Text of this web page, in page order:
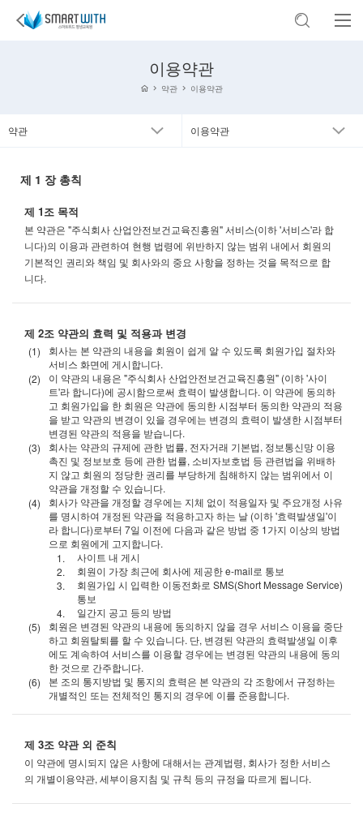
이용약관
약관 이용약관
약관 이용약관
제 1 장 총칙
제 1조 목적
본 약관은 "주식회사 산업안전보건교육진흥원" 서비스(이하 '서비스'라 합
니다)의 이용과 관련하여 현행 법령에 위반하지 않는 범위 내에서 회원의
기본적인 권리와 책임 및 회사와의 중요 사항을 정하는 것을 목적으로 합
니다.
제 2조 약관의 효력 및 적용과 변경
회사는 본 약관의 내용을 회원이 쉽게 알 수 있도록 회원가입 절차와
서비스 화면에 게시합니다.
이 약관의 내용은 "주식회사 산업안전보건교육진흥원" (이하 '사이
트'라 합니다)에 공시함으로써 효력이 발생합니다. 이 약관에 동의하
고 회원가입을 한 회원은 약관에 동의한 시점부터 동의한 약관의 적용
을 받고 약관의 변경이 있을 경우에는 변경의 효력이 발생한 시점부터
변경된 약관의 적용을 받습니다.
회사는 약관의 규제에 관한 법률, 전자거래 기본법, 정보통신망 이용
촉진 및 정보보호 등에 관한 법률, 소비자보호법 등 관련법을 위배하
지 않고 회원의 정당한 권리를 부당하게 침해하지 않는 범위에서 이
약관을 개정할 수 있습니다.
회사가 약관을 개정할 경우에는 지체 없이 적용일자 및 주요개정 사유
를 명시하여 개정된 약관을 적용하고자 하는 날 (이하 '효력발생일'이
라 합니다)로부터 7일 이전에 다음과 같은 방법 중 1가지 이상의 방법
으로 회원에게 고지합니다.
사이트 내 게시
회원이 가장 최근에 회사에 제공한 e-mail로 통보
회원가입 시 입력한 이동전화로 SMS(Short Message Service)
통보
일간지 공고 등의 방법
회원은 변경된 약관의 내용에 동의하지 않을 경우 서비스 이용을 중단
하고 회원탈퇴를 할 수 있습니다. 단, 변경된 약관의 효력발생일 이후
에도 계속하여 서비스를 이용할 경우에는 변경된 약관의 내용에 동의
한 것으로 간주합니다.
본 조의 통지방법 및 통지의 효력은 본 약관의 각 조항에서 규정하는
개별적인 또는 전체적인 통지의 경우에 이를 준용합니다.
제 3조 약관 외 준칙
이 약관에 명시되지 않은 사항에 대해서는 관계법령, 회사가 정한 서비스
의 개별이용약관, 세부이용지침 및 규칙 등의 규정을 따르게 됩니다.